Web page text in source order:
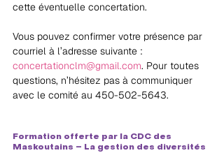
cette éventuelle concertation.
Vous pouvez confirmer votre présence par
courriel à l’adresse suivante :
concertationclm@gmail.com. Pour toutes
questions, n’hésitez pas à communiquer
avec le comité au 450-502-5643.
Formation offerte par la CDC des
Maskoutains – La gestion des diversités